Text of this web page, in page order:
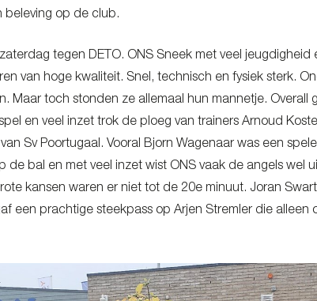
beleving op de club.
tegen DETO. ONS Sneek met veel jeugdigheid
van hoge kwaliteit. Snel, technisch en fysiek sterk.
Maar toch stonden ze allemaal hun mannetje. Overall
en veel inzet trok de ploeg van trainers Arnoud
Sv Poortugaal. Vooral Bjorn Wagenaar was een
de bal en met veel inzet wist ONS vaak de angels wel
kansen waren er niet tot de 20e minuut. Joran
een prachtige steekpass op Arjen Stremler die alleen